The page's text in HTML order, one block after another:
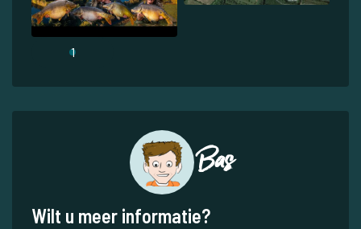
1
Bas
Wilt u meer informatie?